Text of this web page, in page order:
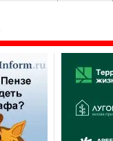
Печать